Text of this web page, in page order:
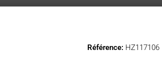
Référence: HZ117106